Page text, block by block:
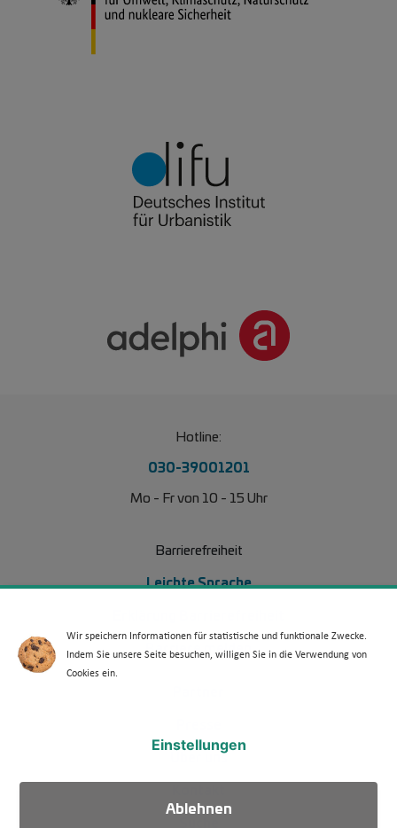
Hotline:
030-39001201
Mo - Fr von 10 - 15 Uhr
Barrierefreiheit
Leichte Sprache
Barriere melden
Über uns
Wir speichern Informationen für statistische und funktionale Zwecke.
Indem Sie unsere Seite besuchen, willigen Sie in die Verwendung von
Cookies ein.
Ablehnen
Einstellungen